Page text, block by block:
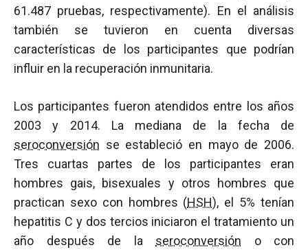
61.487 pruebas, respectivamente). En el análisis
también se tuvieron en cuenta diversas
características de los participantes que podrían
influir en la recuperación inmunitaria.
Los participantes fueron atendidos entre los años
2003 y 2014. La mediana de la fecha de
seroconversión se estableció en mayo de 2006.
Tres cuartas partes de los participantes eran
hombres gais, bisexuales y otros hombres que
practican sexo con hombres (HSH), el 5% tenían
hepatitis C y dos tercios iniciaron el tratamiento un
año después de la seroconversión o con